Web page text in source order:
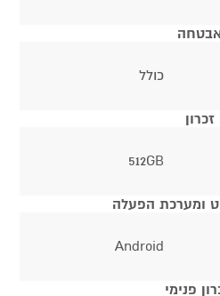
כולל
זכרון
512GB
ומערכת הפעלה
Android
פנימי